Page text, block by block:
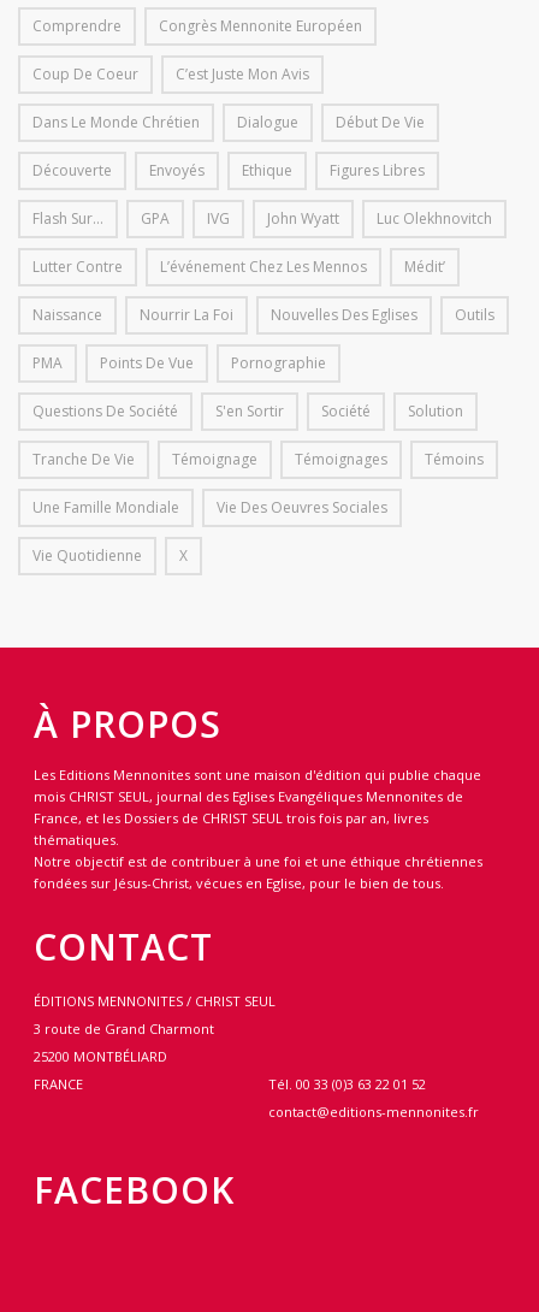
Comprendre Congrès Mennonite Européen
Coup De Coeur C’est Juste Mon Avis
Dans Le Monde Chrétien Dialogue Début De Vie
Découverte Envoyés Ethique Figures Libres
Flash Sur... GPA IVG John Wyatt Luc Olekhnovitch
Lutter Contre L’événement Chez Les Mennos Médit’
Naissance Nourrir La Foi Nouvelles Des Eglises Outils
PMA Points De Vue Pornographie
Questions De Société S'en Sortir Société Solution
Tranche De Vie Témoignage Témoignages Témoins
Une Famille Mondiale Vie Des Oeuvres Sociales
Vie Quotidienne X
À PROPOS
Les Editions Mennonites sont une maison d'édition qui publie chaque
mois CHRIST SEUL, journal des Eglises Evangéliques Mennonites de
France, et les Dossiers de CHRIST SEUL trois fois par an, livres
thématiques.
Notre objectif est de contribuer à une foi et une éthique chrétiennes
fondées sur Jésus-Christ, vécues en Eglise, pour le bien de tous.
CONTACT
ÉDITIONS MENNONITES / CHRIST SEUL
3 route de Grand Charmont
25200 MONTBÉLIARD
FRANCE
Tél. 00 33 (0)3 63 22 01 52
contact@editions-mennonites.fr
FACEBOOK